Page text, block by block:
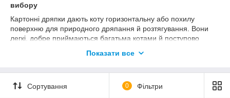
вибору
Картонні дряпки дають коту горизонтальну або похилу
поверхню для природного дряпання й розтягування. Вони
легкі, добре приймаються багатьма котами й поступово
декоративний малюнок.
довжина має давати коту змогу повністю витягнути
Показати все
Сортування 0 Фільтри